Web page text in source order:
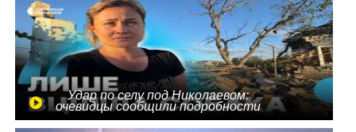
Удар по селу под Николаевом:
очевидцы сообщили подробности